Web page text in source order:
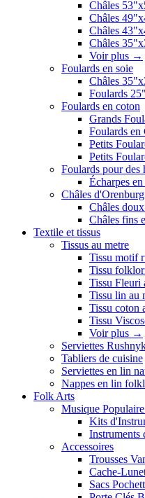
Châles
Châles
Châles
Châles
Voir plus →
Foulards en soie
Châles
Foulards
Foulards en coton
Grands
Foulards
Petits
Petits
Foulards pour des
Écharpes
Châles d'Orenburg
Châles
Châles fins
Textile et tissus
Tissus au metre
Tissu motif
Tissu
Tissu Fleuri
Tissu lin au
Tissu coton
Tissu
Voir plus →
Serviettes
Tabliers de cuisine
Serviettes en lin
Nappes en lin
Folk Arts
Musique
Kits
Instruments
Accessoires
Trousses
Cache-
Sacs